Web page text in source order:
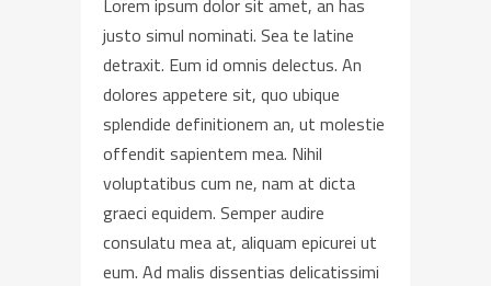
justo simul nominati. Sea te latine
detraxit. Eum id omnis delectus. An
dolores appetere sit, quo ubique
splendide definitionem an, ut molestie
offendit sapientem mea. Nihil
voluptatibus cum ne, nam at dicta
graeci equidem. Semper audire
consulatu mea at, aliquam epicurei ut
eum. Ad malis dissentias delicatissimi